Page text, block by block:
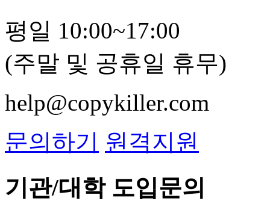
평일 10:00~17:00
(주말 및 공휴일 휴무)
help@copykiller.com
문의하기 원격지원
기관/대학 도입문의